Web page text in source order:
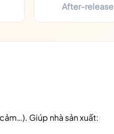
After-release
Giúp nhà sản xuất: